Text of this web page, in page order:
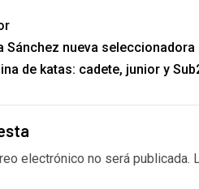
Sánchez nueva seleccionadora
de katas: cadete, junior y
electrónico no será publicada.